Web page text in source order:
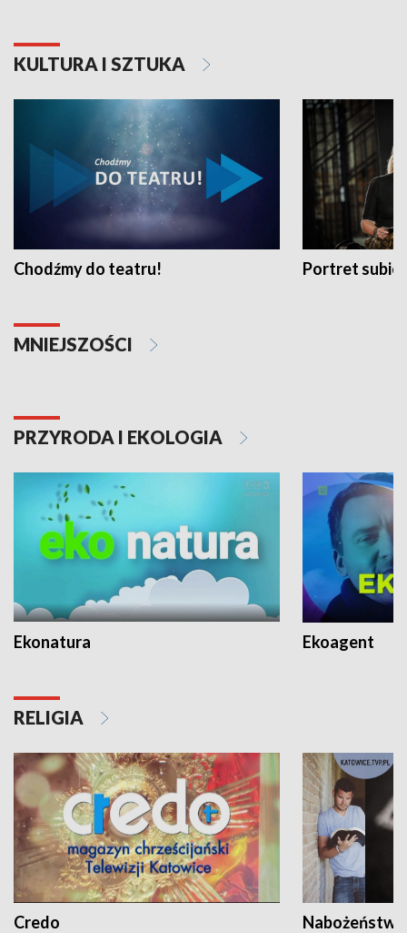
KULTURA I SZTUKA
Chodźmy do teatru! Portret
MNIEJSZOŚCI
PRZYRODA I EKOLOGIA
Ekonatura Ekoagent
RELIGIA
Credo